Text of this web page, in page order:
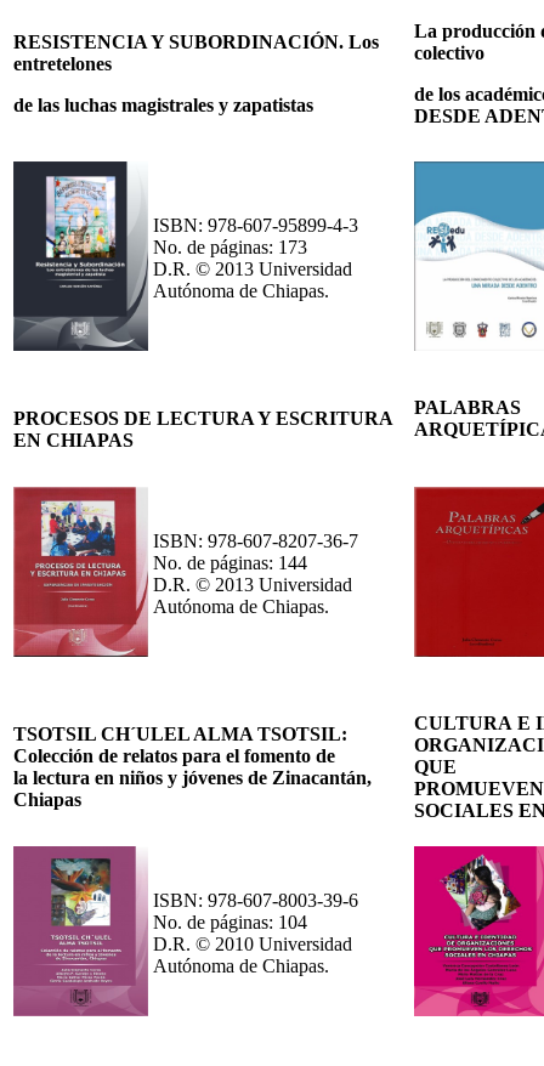
RESISTENCIA Y SUBORDINACIÓN. Los
entretelones
de las luchas magistrales y zapatistas
La producción
colectivo
de los
DESDE
ISBN: 978-607-95899-4-3
No. de páginas: 173
D.R. © 2013 Universidad
Autónoma de Chiapas.
PROCESOS DE LECTURA Y ESCRITURA
EN CHIAPAS
PALABRAS
ISBN: 978-607-8207-36-7
No. de páginas: 144
D.R. © 2013 Universidad
Autónoma de Chiapas.
TSOTSIL CH´ULEL ALMA TSOTSIL:
Colección de relatos para el fomento de
la lectura en niños y jóvenes de Zinacantán,
Chiapas
CULTURA E
QUE
SOCIALES
ISBN: 978-607-8003-39-6
No. de páginas: 104
D.R. © 2010 Universidad
Autónoma de Chiapas.